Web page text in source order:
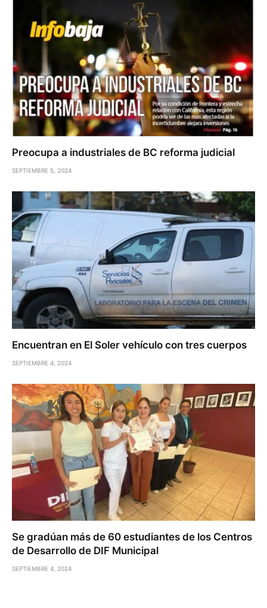
Preocupa a industriales de BC reforma judicial
SEPTIEMBRE 5, 2024
Encuentran en El Soler vehículo con tres cuerpos
SEPTIEMBRE 4, 2024
Se gradúan más de 60 estudiantes de los Centros
de Desarrollo de DIF Municipal
SEPTIEMBRE 4, 2024